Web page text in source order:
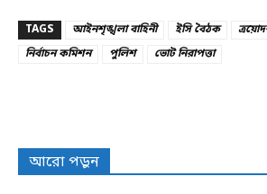
TAGS আইনশৃঙ্খলা বাহিনী ইসি বৈঠক
নির্বাচন কমিশন
পুলিশ ভোট নিরাপত্তা
আরো পড়ুন